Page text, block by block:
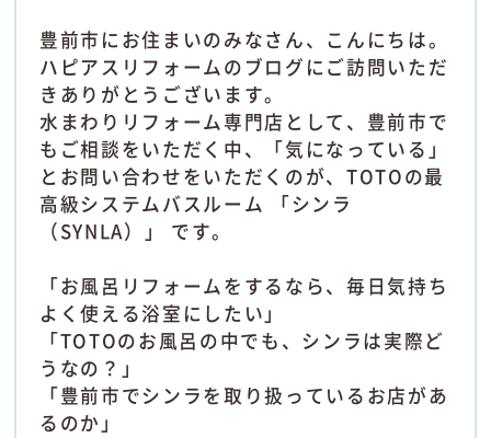
豊前市にお住まいのみなさん、こんにちは。
ハピアスリフォームのブログにご訪問いただ
きありがとうございます。
水まわりリフォーム専門店として、豊前市で
もご相談をいただく中、「気になっている」
とお問い合わせをいただくのが、TOTOの最
高級システムバスルーム 「シンラ
（SYNLA）」 です。
「お風呂リフォームをするなら、毎日気持ち
よく使える浴室にしたい」
「TOTOのお風呂の中でも、シンラは実際ど
うなの？」
「豊前市でシンラを取り扱っているお店があ
るのか」